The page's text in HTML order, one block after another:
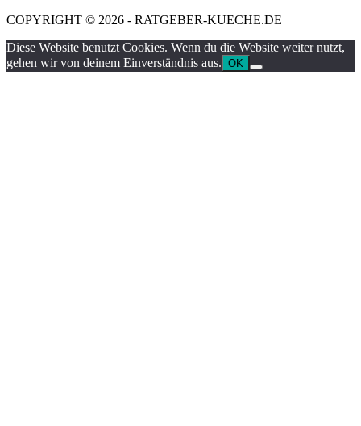
COPYRIGHT © 2026 - RATGEBER-KUECHE.DE
Diese Website benutzt Cookies. Wenn du die Website weiter nutzt,
gehen wir von deinem Einverständnis aus. OK